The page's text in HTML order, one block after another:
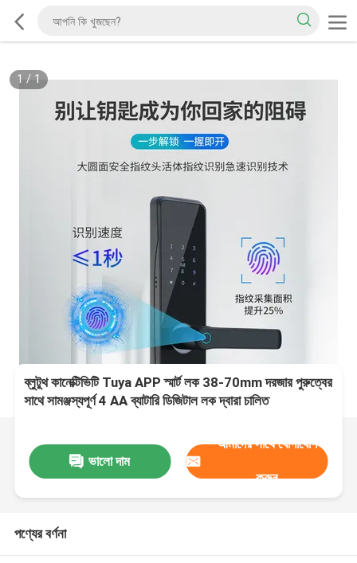
1 / 1
ব্লুটুথ কানেক্টিভিটি Tuya APP স্মার্ট লক 38-70mm দরজার পুরুত্বের
সাথে সামঞ্জস্যপূর্ণ 4 AA ব্যাটারি ডিজিটাল লক দ্বারা চালিত
ভালো দাম
আমাদের সাথে যোগাযোগ
করুন
পণ্যের বর্ণনা